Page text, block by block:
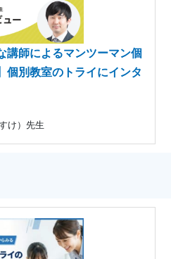
講師によるマンツーマン個
個別教室のトライにインタ
け）先生